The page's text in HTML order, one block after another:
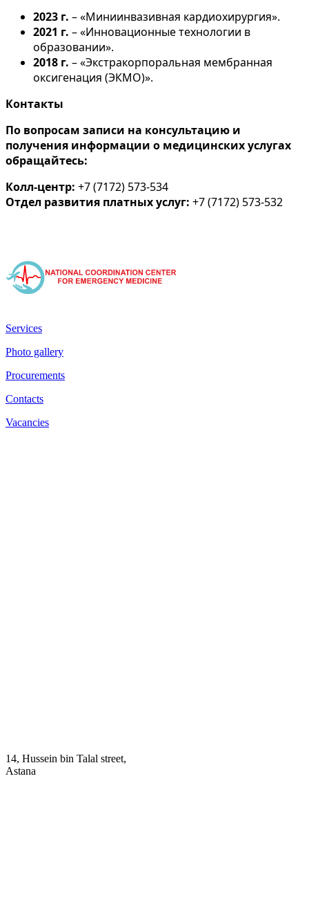
2023 г. – «Миниинвазивная кардиохирургия».
2021 г. – «Инновационные технологии в
образовании».
2018 г. – «Экстракорпоральная мембранная
оксигенация (ЭКМО)».
Контакты
По вопросам записи на консультацию и
получения информации о медицинских услугах
обращайтесь:
Колл-центр: +7 (7172) 573-534
Отдел развития платных услуг: +7 (7172) 573-532
Services
Photo gallery
Procurements
Contacts
Vacancies
14, Hussein bin Talal street,
Astana